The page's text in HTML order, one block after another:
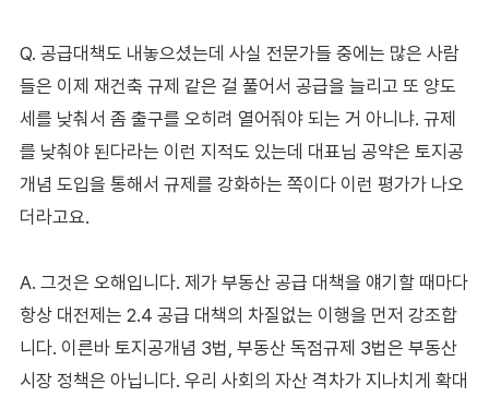
Q. 공급대책도 내놓으셨는데 사실 전문가들 중에는 많은 사람
들은 이제 재건축 규제 같은 걸 풀어서 공급을 늘리고 또 양도
세를 낮춰서 좀 출구를 오히려 열어줘야 되는 거 아니냐. 규제
를 낮춰야 된다라는 이런 지적도 있는데 대표님 공약은 토지공
개념 도입을 통해서 규제를 강화하는 쪽이다 이런 평가가 나오
더라고요.
A. 그것은 오해입니다. 제가 부동산 공급 대책을 얘기할 때마다
항상 대전제는 2.4 공급 대책의 차질없는 이행을 먼저 강조합
니다. 이른바 토지공개념 3법, 부동산 독점규제 3법은 부동산
시장 정책은 아닙니다. 우리 사회의 자산 격차가 지나치게 확대